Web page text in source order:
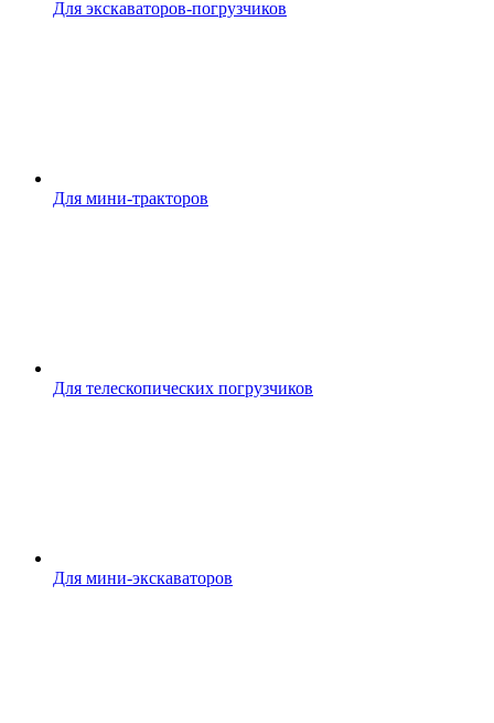
Для экскаваторов-погрузчиков
Для мини-тракторов
Для телескопических погрузчиков
Для мини-экскаваторов